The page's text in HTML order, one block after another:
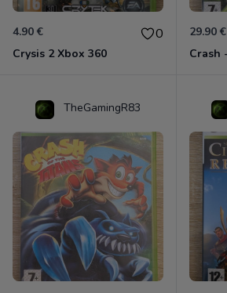
4.90 € 0
Crysis 2 Xbox 360
29.90 €
TheGamingR83